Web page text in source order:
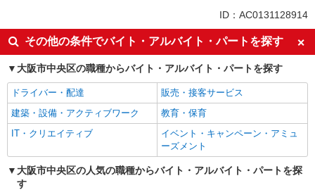
未経験歓迎
フリーター歓迎
昇給あり
週2～3日勤務OK
短時間勤務（1日4h以内）OK
時間や曜日が選べる・シフト自由
土日祝のみ勤務OK
朝
昼
夕方
夜
禁煙・分煙
交通費支給
社割・特典あり
社員登用あり
ID：AC0131128914
その他の条件でバイト・アルバイト・パートを探す
大阪市中央区の職種からバイト・アルバイト・パートを探す
ドライバー・配達
販売・接客サービス
建築・設備・アクティブワーク
教育・保育
IT・クリエイティブ
イベント・キャンペーン・アミュ
ーズメント
大阪市中央区の人気の職種からバイト・アルバイト・パートを探
す